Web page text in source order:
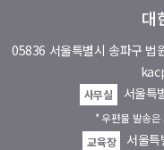
대
05836 서울특별시 송파구
사무실 서울특
* 우편물 발송
교육장
서울